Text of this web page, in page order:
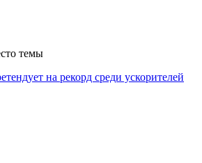
темы
на рекорд среди ускорителей